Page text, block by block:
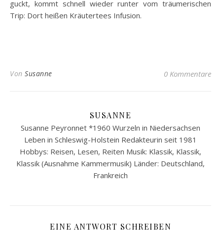
guckt, kommt schnell wieder runter vom träumerischen
Trip: Dort heißen Kräutertees Infusion.
Von Susanne 0 Kommentare
SUSANNE
Susanne Peyronnet *1960 Wurzeln in Niedersachsen
Leben in Schleswig-Holstein Redakteurin seit 1981
Hobbys: Reisen, Lesen, Reiten Musik: Klassik, Klassik,
Klassik (Ausnahme Kammermusik) Länder: Deutschland,
Frankreich
EINE ANTWORT SCHREIBEN